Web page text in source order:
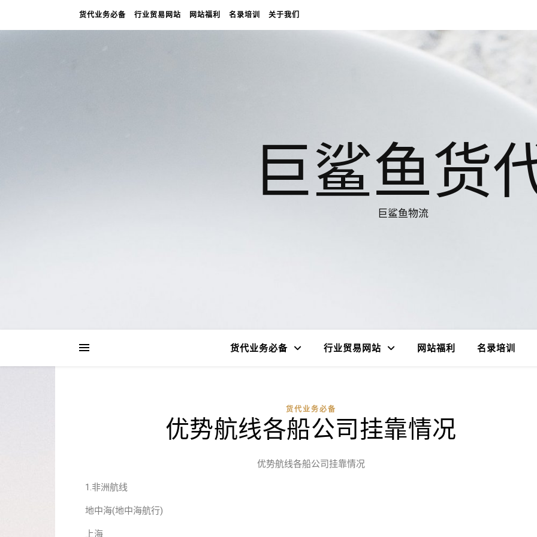
货代业务必备 行业贸易网站 网站福利 名录培训 关于我们
巨鲨鱼货
巨鲨鱼物流
货代业务必备 行业贸易网站 网站福利 名录培训
货代业务必备
优势航线各船公司挂靠情况
优势航线各船公司挂靠情况
1.非洲航线
地中海(地中海航行)
上海